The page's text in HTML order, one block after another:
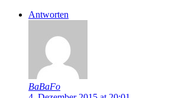
Antworten
BaBaFo